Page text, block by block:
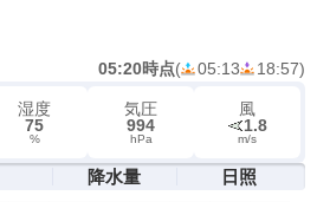
05:20時点( 05:13 18:57)
湿度
75
%
気圧
994
hPa
風
1.8
m/s
降水量 日照